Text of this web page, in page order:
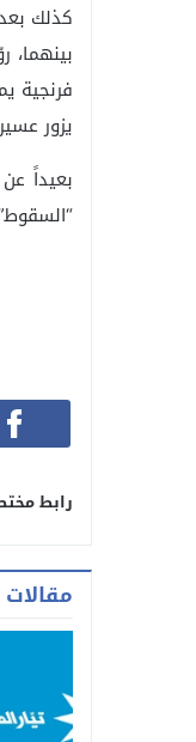
كذلك
فرنجية
يزور
بعيداً
رابط